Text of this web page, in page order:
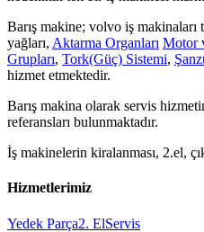
Barış makine; volvo iş
yağları, Aktarma Organları Motor
Grupları, Tork(Güç) Sistemi,
hizmet etmektedir.
Barış makina olarak servis
referansları bulunmaktadır.
İş makinelerin kiralanması, 2.el,
Hizmetlerimiz
Yedek Parça2. ElServis